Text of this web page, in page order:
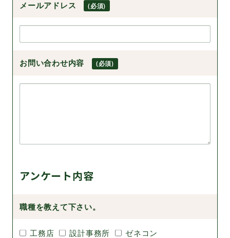
メールアドレス (必須)
お問い合わせ内容 (必須)
アンケート内容
職種を教えて下さい。
工務店 設計事務所
ゼネコン